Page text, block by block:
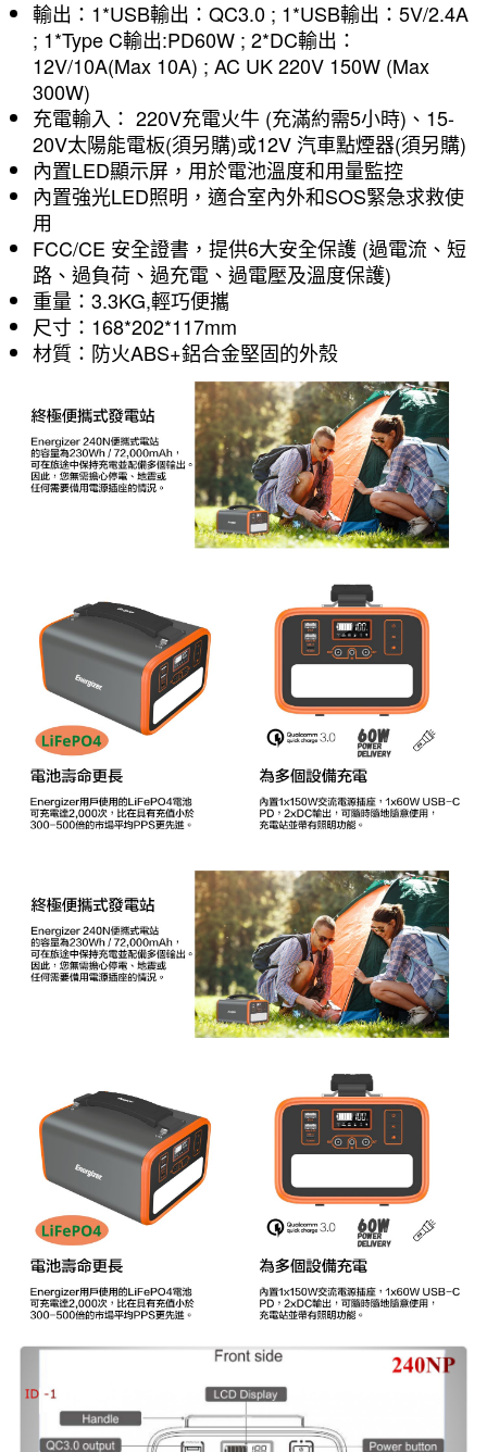
輸出：1*USB輸出：QC3.0 ; 1*USB輸出：5V/2.4A
; 1*Type C輸出:PD60W ; 2*DC輸出：
12V/10A(Max 10A) ; AC UK 220V 150W (Max
300W)
充電輸入： 220V充電火牛 (充滿約需5小時)、15-
20V太陽能電板(須另購)或12V 汽車點煙器(須另購)
內置LED顯示屏，用於電池溫度和用量監控
內置強光LED照明，適合室內外和SOS緊急求救使
用
FCC/CE 安全證書，提供6大安全保護 (過電流、短
路、過負荷、過充電、過電壓及溫度保護)
重量：3.3KG,輕巧便攜
尺寸：168*202*117mm
材質：防火ABS+鋁合金堅固的外殼